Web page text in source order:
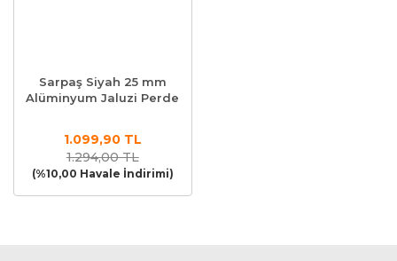
Sarpaş Siyah 25 mm
Alüminyum Jaluzi Perde
1.099,90 TL
1.294,00 TL
(%10,00 Havale İndirimi)